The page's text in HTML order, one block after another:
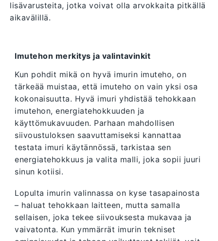
lisävarusteita, jotka voivat olla arvokkaita pitkällä
aikavälillä.
Imutehon merkitys ja valintavinkit
Kun pohdit mikä on hyvä imurin imuteho, on
tärkeää muistaa, että imuteho on vain yksi osa
kokonaisuutta. Hyvä imuri yhdistää tehokkaan
imutehon, energiatehokkuuden ja
käyttömukavuuden. Parhaan mahdollisen
siivoustuloksen saavuttamiseksi kannattaa
testata imuri käytännössä, tarkistaa sen
energiatehokkuus ja valita malli, joka sopii juuri
sinun kotiisi.
Lopulta imurin valinnassa on kyse tasapainosta
– haluat tehokkaan laitteen, mutta samalla
sellaisen, joka tekee siivouksesta mukavaa ja
vaivatonta. Kun ymmärrät imurin tekniset